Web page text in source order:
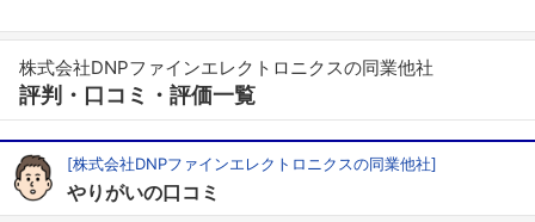
株式会社DNPファインエレクトロニクスの同業他社
評判・口コミ・評価一覧
[株式会社DNPファインエレクトロニクスの同業他社]
やりがいの口コミ